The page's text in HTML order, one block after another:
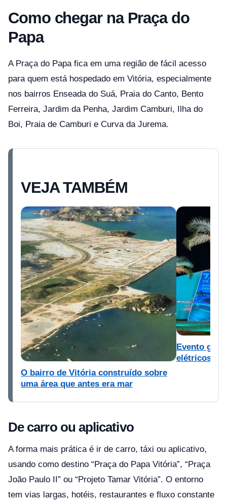
Como chegar na Praça do
Papa
A Praça do Papa fica em uma região de fácil acesso
para quem está hospedado em Vitória, especialmente
nos bairros Enseada do Suá, Praia do Canto, Bento
Ferreira, Jardim da Penha, Jardim Camburi, Ilha do
Boi, Praia de Camburi e Curva da Jurema.
VEJA TAMBÉM
O bairro de Vitória construído sobre
uma área que antes era mar
Evento
elétricos e
De carro ou aplicativo
A forma mais prática é ir de carro, táxi ou aplicativo,
usando como destino “Praça do Papa Vitória”, “Praça
João Paulo II” ou “Projeto Tamar Vitória”. O entorno
tem vias largas, hotéis, restaurantes e fluxo constante